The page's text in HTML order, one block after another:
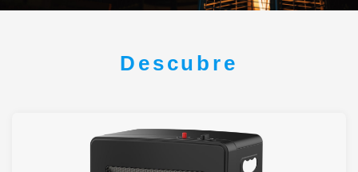
Descubre